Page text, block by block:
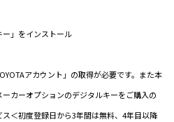
ー」をインストール
アカウント」の取得が必要です。また本
カーオプションのデジタルキーをご購入の
＜初度登録日から3年間は無料、4年目以降